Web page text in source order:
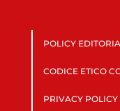
POLICY
CODICE ETICO
PRIVACY POLICY